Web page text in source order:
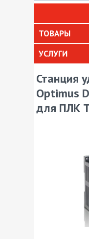
ТОВАРЫ
УСЛУГИ
Станция
Optimus
для ПЛК